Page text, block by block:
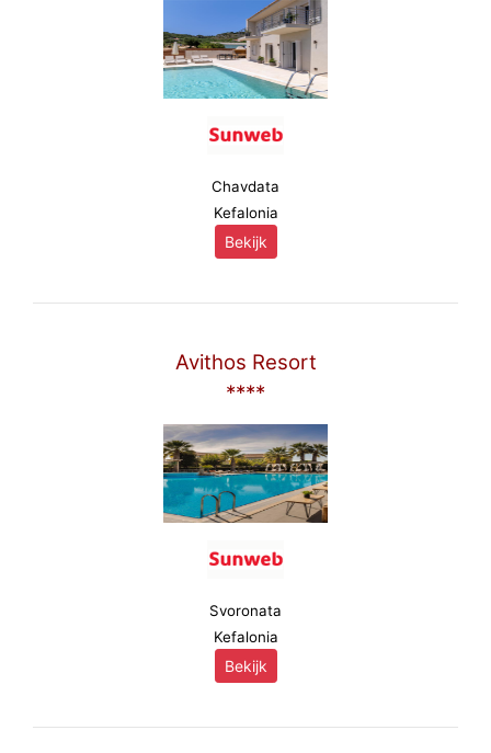
Chavdata
Kefalonia
Bekijk
Avithos Resort
****
Svoronata
Kefalonia
Bekijk